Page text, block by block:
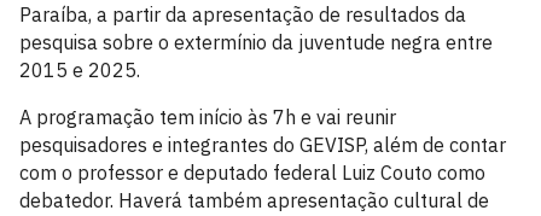
Paraíba, a partir da apresentação de resultados da
pesquisa sobre o extermínio da juventude negra entre
2015 e 2025.
A programação tem início às 7h e vai reunir
pesquisadores e integrantes do GEVISP, além de contar
com o professor e deputado federal Luiz Couto como
debatedor. Haverá também apresentação cultural de